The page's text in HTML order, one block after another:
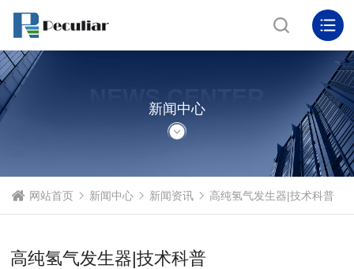
NEWS CENTER
新闻中心
网站首页 新闻中心 新闻资讯 高纯氢气发生器|技术科普
高纯氢气发生器|技术科普